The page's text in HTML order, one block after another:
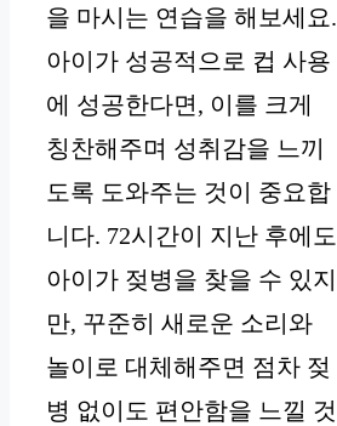
을 마시는 연습을 해보세요.
아이가 성공적으로 컵 사용
에 성공한다면, 이를 크게
칭찬해주며 성취감을 느끼
도록 도와주는 것이 중요합
니다. 72시간이 지난 후에도
아이가 젖병을 찾을 수 있지
만, 꾸준히 새로운 소리와
놀이로 대체해주면 점차 젖
병 없이도 편안함을 느낄 것